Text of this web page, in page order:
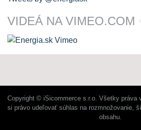
VIDEÁ NA VIMEO.COM
Copyright © iSicommerce s.r.o. Všetky práva
si právo udeľovať súhlas na rozmnožovanie,
obsahu.